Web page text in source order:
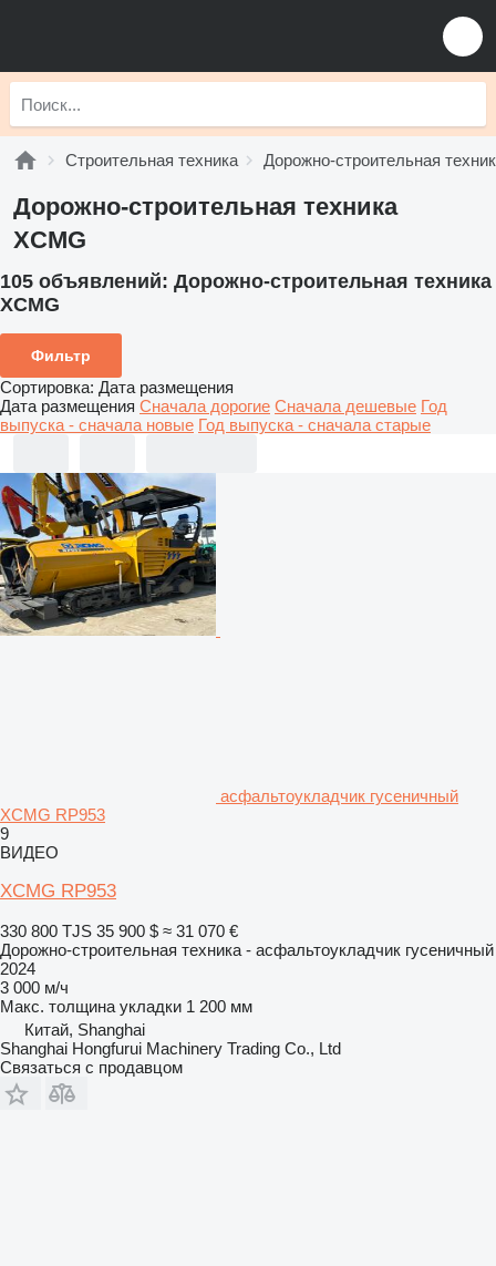
Строительная техника Дорожно-строительная
Дорожно-строительная техника
XCMG
105 объявлений: Дорожно-строительная техника
XCMG
Фильтр
Сортировка: Дата размещения
Дата размещения Сначала дорогие Сначала дешевые Год
выпуска - сначала новые Год выпуска - сначала старые
асфальтоукладчик гусеничный
XCMG RP953
9
ВИДЕО
XCMG RP953
330 800 TJS 35 900 $ ≈ 31 070 €
Дорожно-строительная техника - асфальтоукладчик гусеничный
2024
3 000 м/ч
Макс. толщина укладки 1 200 мм
Китай, Shanghai
Shanghai Hongfurui Machinery Trading Co., Ltd
Связаться с продавцом